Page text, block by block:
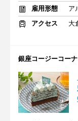
雇用形態
ア
アクセス
大
銀座コージーコー